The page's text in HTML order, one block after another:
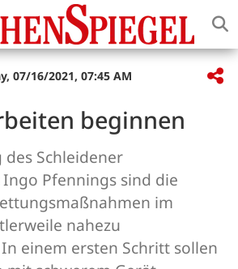
07/16/2021, 07:45 AM
beginnen
Schleidener
Pfennings sind die
im
nahezu
einem ersten Schritt sollen